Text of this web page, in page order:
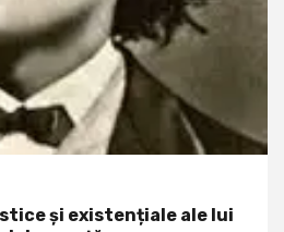
și existențiale ale lui